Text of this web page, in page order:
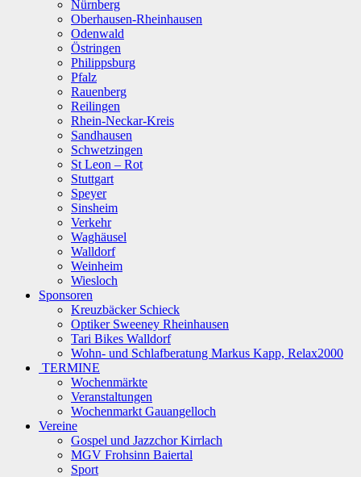
Nürnberg
Oberhausen-Rheinhausen
Odenwald
Östringen
Philippsburg
Pfalz
Rauenberg
Reilingen
Rhein-Neckar-Kreis
Sandhausen
Schwetzingen
St Leon – Rot
Stuttgart
Speyer
Sinsheim
Verkehr
Waghäusel
Walldorf
Weinheim
Wiesloch
Sponsoren
Kreuzbäcker Schieck
Optiker Sweeney Rheinhausen
Tari Bikes Walldorf
Wohn- und Schlafberatung Markus Kapp, Relax2000
TERMINE
Wochenmärkte
Veranstaltungen
Wochenmarkt Gauangelloch
Vereine
Gospel und Jazzchor Kirrlach
MGV Frohsinn Baiertal
Sport